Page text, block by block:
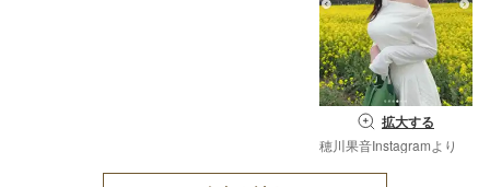
拡大する
穂川果音Instagramより